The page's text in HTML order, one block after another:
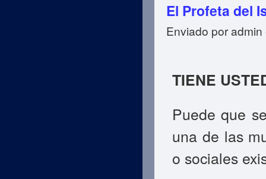
El Profeta del
Enviado poradmin
TIENE
Puede que
una de las
o sociales